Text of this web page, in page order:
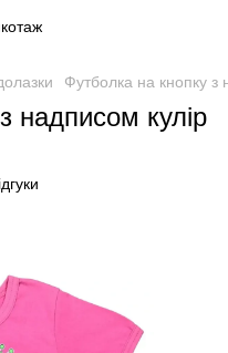
Футболка на кнопку з
надписом кулір